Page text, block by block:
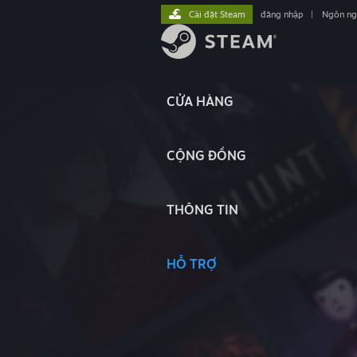
CỬA HÀNG
CỘNG ĐỒNG
THÔNG TIN
HỖ TRỢ
Cài đặt Steam đăng nhập Ngôn